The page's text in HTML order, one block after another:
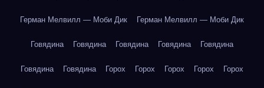
Герман Мелвилл — Моби Дик Герман Мелвилл — Моби Дик
Говядина Говядина Говядина Говядина Говядина
Говядина Говядина Горох Горох Горох Горох Горох